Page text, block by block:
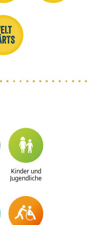
Kinder und
Jugendliche